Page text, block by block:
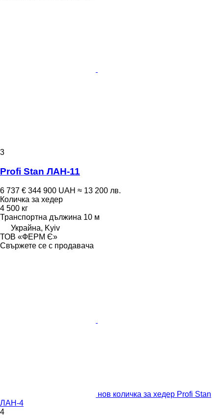
3
Profi Stan ЛАН-11
6 737 € 344 900 UAH ≈ 13 200 лв.
Количка за хедер
4 500 кг
Транспортна дължина 10 м
Украйна, Kyiv
ТОВ «ФЕРМ Є»
Свържете се с продавача
нов количка за хедер Profi Stan
ЛАН-4
4